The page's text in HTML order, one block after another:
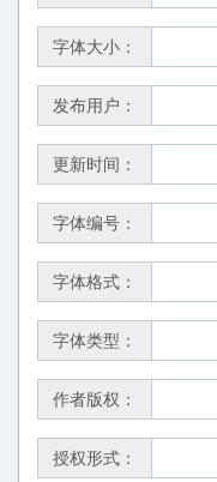
字体大小：
发布用户：
更新时间：
字体编号：
字体格式：
字体类型：
作者版权：
授权形式：